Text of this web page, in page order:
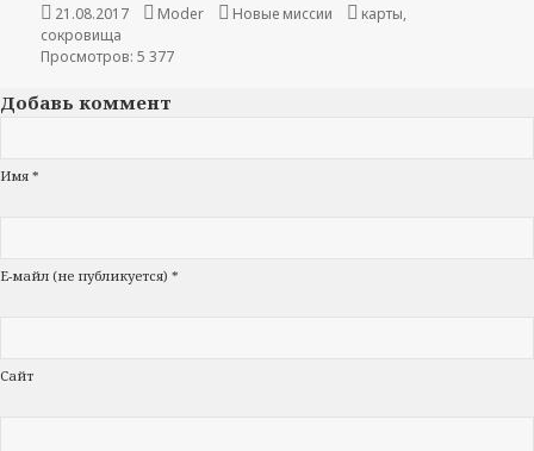
Опубликовано
21.08.2017 Автор
Moder Рубрики
Новые миссии Метки
карты,
сокровища
Просмотров: 5 377
Добавь коммент
Имя *
Е-майл (не публикуется) *
Сайт